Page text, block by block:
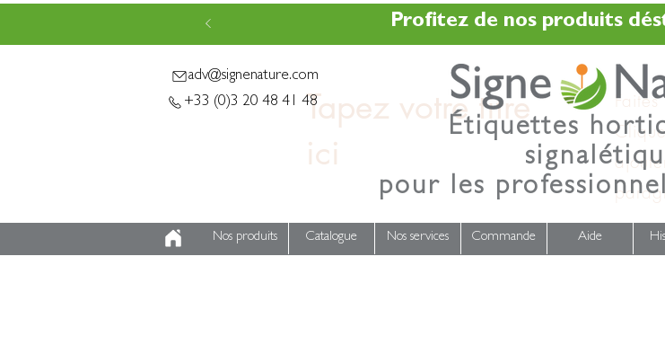
Profitez de nos produits
Tapez votre titre
Faites
adv@signenature.com
+33 (0)3 20 48 41 48
Étiquettes
pour les
Nos produits Catalogue Nos services Commande Aide